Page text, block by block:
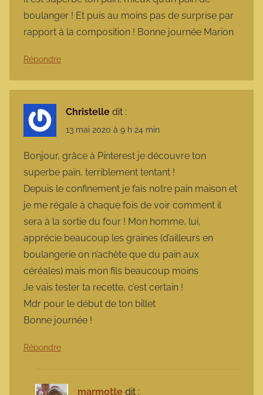
boulanger ! Et puis au moins pas de surprise par
rapport à la composition ! Bonne journée Marion
Répondre
Christelle dit :
13 mai 2020 à 9 h 24 min
Bonjour, grâce à Pinterest je découvre ton
superbe pain, terriblement tentant !
Depuis le confinement je fais notre pain maison et
je me régale à chaque fois de voir comment il
sera à la sortie du four ! Mon homme, lui,
apprécie beaucoup les graines (d’ailleurs en
boulangerie on n’achète que du pain aux
céréales) mais mon fils beaucoup moins
Je vais tester ta recette, c’est certain !
Mdr pour le début de ton billet
Bonne journée !
Répondre
marmotte dit :